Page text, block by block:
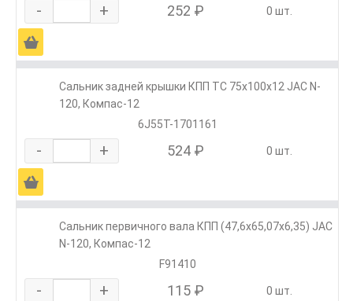
- + 252 ₽ 0 шт.
Ä
Сальник задней крышки КПП ТС 75х100х12 JAC N-
120, Компас-12
6J55T-1701161
- + 524 ₽ 0 шт.
Ä
Сальник первичного вала КПП (47,6х65,07х6,35) JAC
N-120, Компас-12
F91410
- + 115 ₽ 0 шт.